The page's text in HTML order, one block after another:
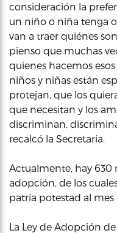
consideración la
un niño o niña tenga
van a traer quiénes
pienso que muchas
quienes hacemos
niños y niñas están
protejan, que los
que necesitan y los
discriminan,
recalcó la Secretaria.
Actualmente, hay
adopción, de los
patria potestad al mes
La Ley de Adopción